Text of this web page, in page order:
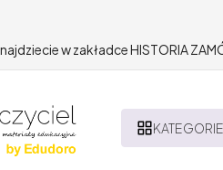
w zakładce HISTORIA
KATEGORIE